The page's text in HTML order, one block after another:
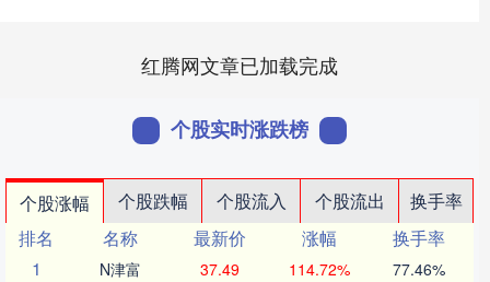
红腾网文章已加载完成
个股实时涨跌榜
个股涨幅 个股跌幅 个股流入 个股流出
换手率
排名
名称 最新价 涨幅
换手率
1
N津富 37.49 114.72% 77.46%